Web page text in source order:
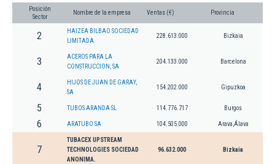
Posición
Sector
Nombre de la empresa Ventas (€) Provincia
2
HAIZEA BILBAO SOCIEDAD
LIMITADA.
228.613.000 Bizkaia
3
ACEROS PARA LA
CONSTRUCCION, SA
204.133.000 Barcelona
4
HIJOS DE JUAN DE GARAY,
SA
154.202.000 Gipuzkoa
5 TUBOS ARANDA SL 114.776.717 Burgos
6 ARATUBO SA 104.505.000 Arava,Álava
7
TUBACEX UPSTREAM
TECHNOLOGIES SOCIEDAD
ANONIMA.
96.632.000 Bizkaia